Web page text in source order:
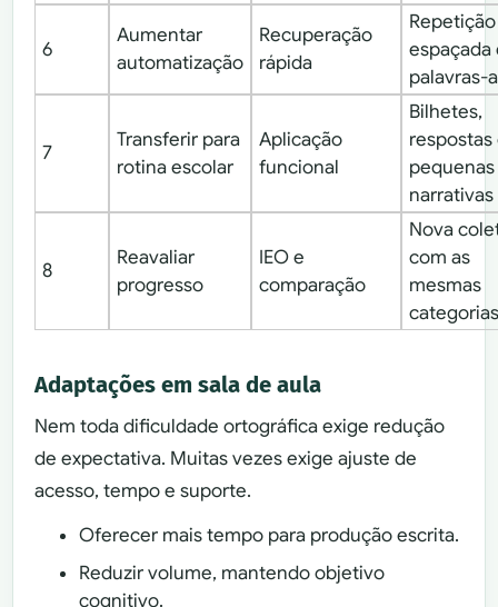
6
Aumentar
automatização
Recuperação
rápida
Repetição
espaçada
palavras-
7
Transferir para
rotina escolar
Aplicação
funcional
Bilhetes,
respostas
pequenas
narrativas
8
Reavaliar
progresso
IEO e
comparação
Nova
com as
mesmas
Adaptações em sala de aula
Nem toda dificuldade ortográfica exige redução
de expectativa. Muitas vezes exige ajuste de
acesso, tempo e suporte.
Oferecer mais tempo para produção escrita.
Reduzir volume, mantendo objetivo
cognitivo.